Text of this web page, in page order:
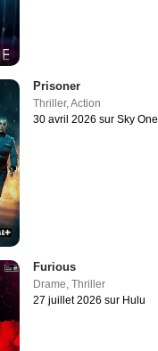
Prisoner
Thriller,Action
30 avril 2026 sur Sky One
Furious
Drame,Thriller
27 juillet 2026 sur Hulu